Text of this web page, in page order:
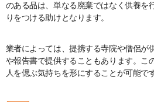
のある品は、単なる廃棄ではなく供養を
りをつける助けとなります。
業者によっては、提携する寺院や僧侶が
や報告書で提供することもあります。こ
人を偲ぶ気持ちを形にすることが可能です